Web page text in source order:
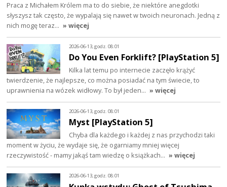
Praca z Michałem Królem ma to do siebie, że niektóre anegdotki
słyszysz tak często, że wypalają się nawet w twoich neuronach. Jedną z
nich mogę teraz… » więcej
2026-06-13, godz. 08:01
Do You Even Forklift? [PlayStation 5]
Kilka lat temu po internecie zaczęło krążyć
twierdzenie, że najlepsze, co można posiadać na tym świecie, to
uprawnienia na wózek widłowy. To był jeden… » więcej
2026-06-13, godz. 08:01
Myst [PlayStation 5]
Chyba dla każdego i każdej z nas przychodzi taki
moment w życiu, że wydaje się, że ogarniamy mniej więcej
rzeczywistość - mamy jakąś tam wiedzę o książkach… » więcej
2026-06-13, godz. 08:01